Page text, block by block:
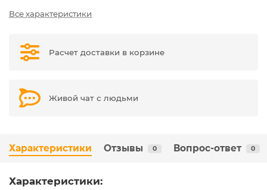
Все характеристики
Расчет доставки в корзине
Живой чат с людьми
Характеристики Отзывы 0 Вопрос-ответ 0
Характеристики: